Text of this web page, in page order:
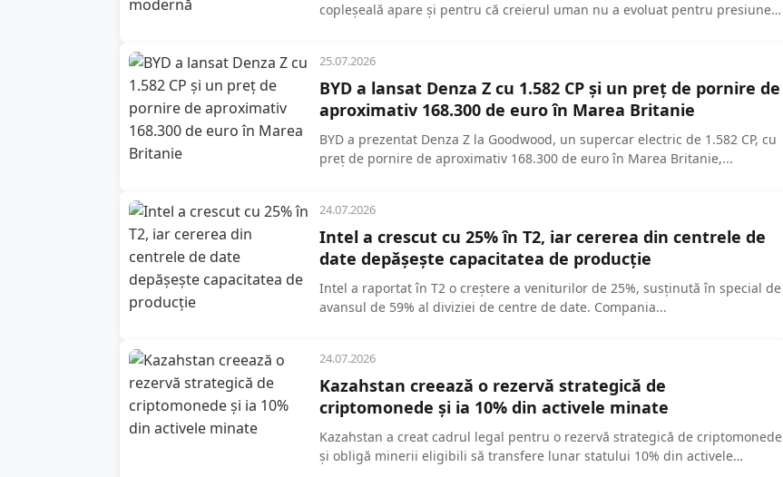
copleșeală apare și pentru că creierul uman nu a evoluat pentru presiunea
25.07.2026
BYD a lansat Denza Z cu 1.582 CP și un preț de pornire de
aproximativ 168.300 de euro în Marea Britanie
BYD a prezentat Denza Z la Goodwood, un supercar electric de 1.582 CP, cu
preț de pornire de aproximativ 168.300 de euro în Marea Britanie,...
24.07.2026
Intel a crescut cu 25% în T2, iar cererea din centrele de
date depășește capacitatea de producție
Intel a raportat în T2 o creștere a veniturilor de 25%, susținută în special de
avansul de 59% al diviziei de centre de date. Compania...
24.07.2026
Kazahstan creează o rezervă strategică de
criptomonede și ia 10% din activele minate
Kazahstan a creat cadrul legal pentru o rezervă strategică de criptomonede
și obligă minerii eligibili să transfere lunar statului 10% din activele